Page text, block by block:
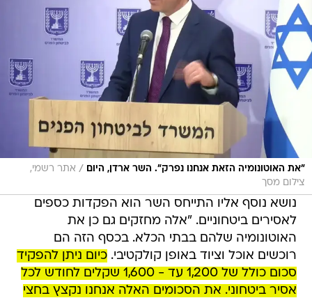
"את האוטונומיה הזאת אנחנו נפרק". השר ארדן, היום / אתר רשמי,
צילום מסך
נושא נוסף אליו התייחס השר הוא הפקדות כספים
לאסירים ביטחוניים. "אלה מחזקים גם כן את
האוטונומיה שלהם בבתי הכלא. בכסף הזה הם
רוכשים אוכל וציוד באופן קולקטיבי.כיום ניתן להפקיד
סכום כולל של 1,200 עד - 1,600 שקלים לחודש לכל
אסיר ביטחוני. את הסכומים האלה אנחנו נקצץ בחצי